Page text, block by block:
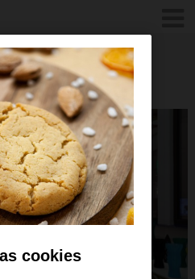
cookies